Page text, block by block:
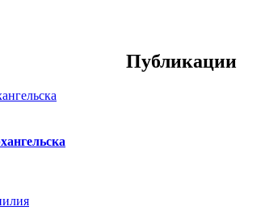
Публикации